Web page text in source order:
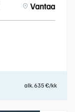
Vantaa
alk. 635 €/kk